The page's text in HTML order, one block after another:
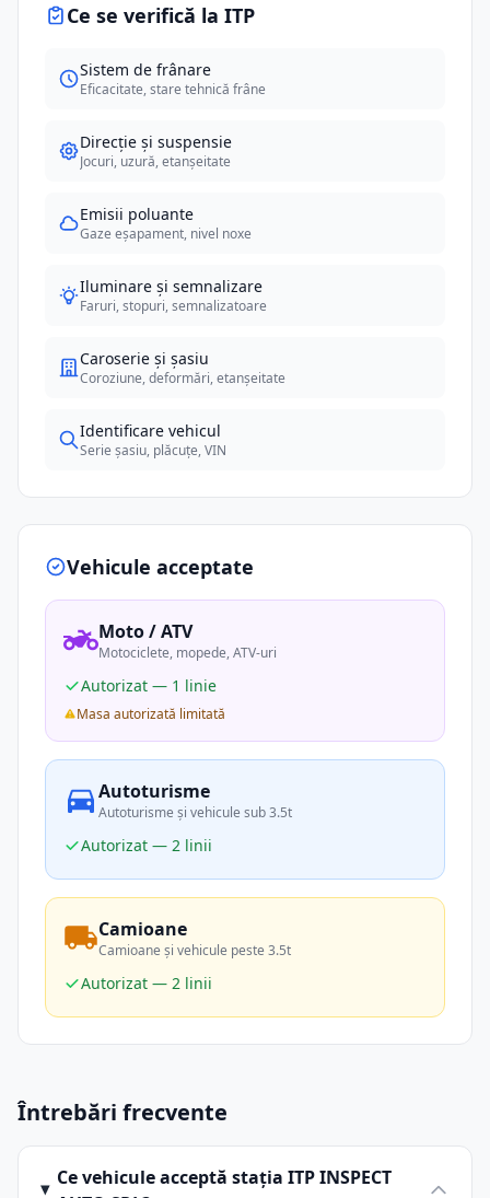
Ce se verifică la ITP
Sistem de frânare
Eficacitate, stare tehnică frâne
Direcție și suspensie
Jocuri, uzură, etanșeitate
Emisii poluante
Gaze eșapament, nivel noxe
Iluminare și semnalizare
Faruri, stopuri, semnalizatoare
Caroserie și șasiu
Coroziune, deformări, etanșeitate
Identificare vehicul
Serie șasiu, plăcuțe, VIN
Vehicule acceptate
Moto / ATV
Motociclete, mopede, ATV-uri
Autorizat — 1 linie
Masa autorizată limitată
Autoturisme
Autoturisme și vehicule sub 3.5t
Autorizat — 2 linii
Camioane
Camioane și vehicule peste 3.5t
Autorizat — 2 linii
Întrebări frecvente
Ce vehicule acceptă stația ITP INSPECT